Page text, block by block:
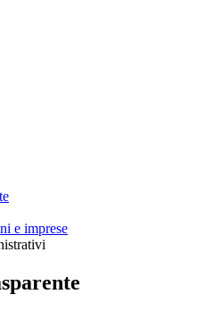
e imprese